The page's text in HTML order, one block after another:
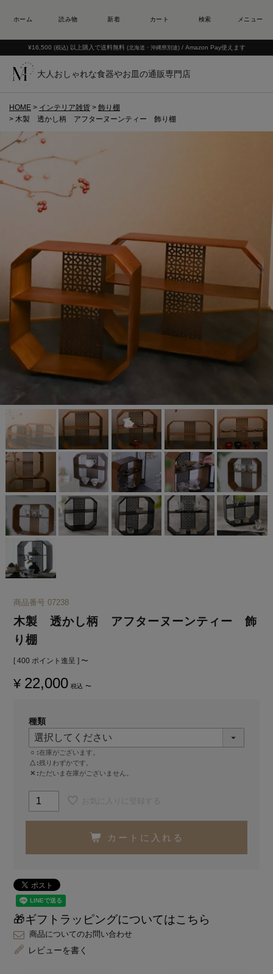
¥16,500 (税込) 以上購入で送料無料 (北海道・沖縄県別途) / Amazon Pay使えます
大人おしゃれな食器やお皿の通販専門店
HOME インテリア雑貨
飾り棚
木製 透かし柄 アフターヌーンティー 飾り棚
商品番号 07238
木製 透かし柄 アフターヌーンティー 飾
り棚
[ 400 ポイント進呈 ] 〜
¥ 22,000 税込 〜
種類
○
在庫がございます。
△ 残りわずかです。
✕
ただいま在庫がございません。
カートに入れる
🎁ギフトラッピングについてはこちら
商品についてのお問い合わせ
レビューを書く